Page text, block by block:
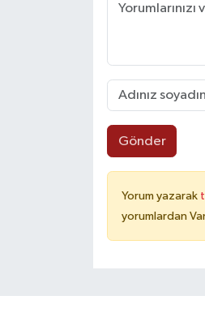
Gönder
Yorum yazarak
yorumlardan